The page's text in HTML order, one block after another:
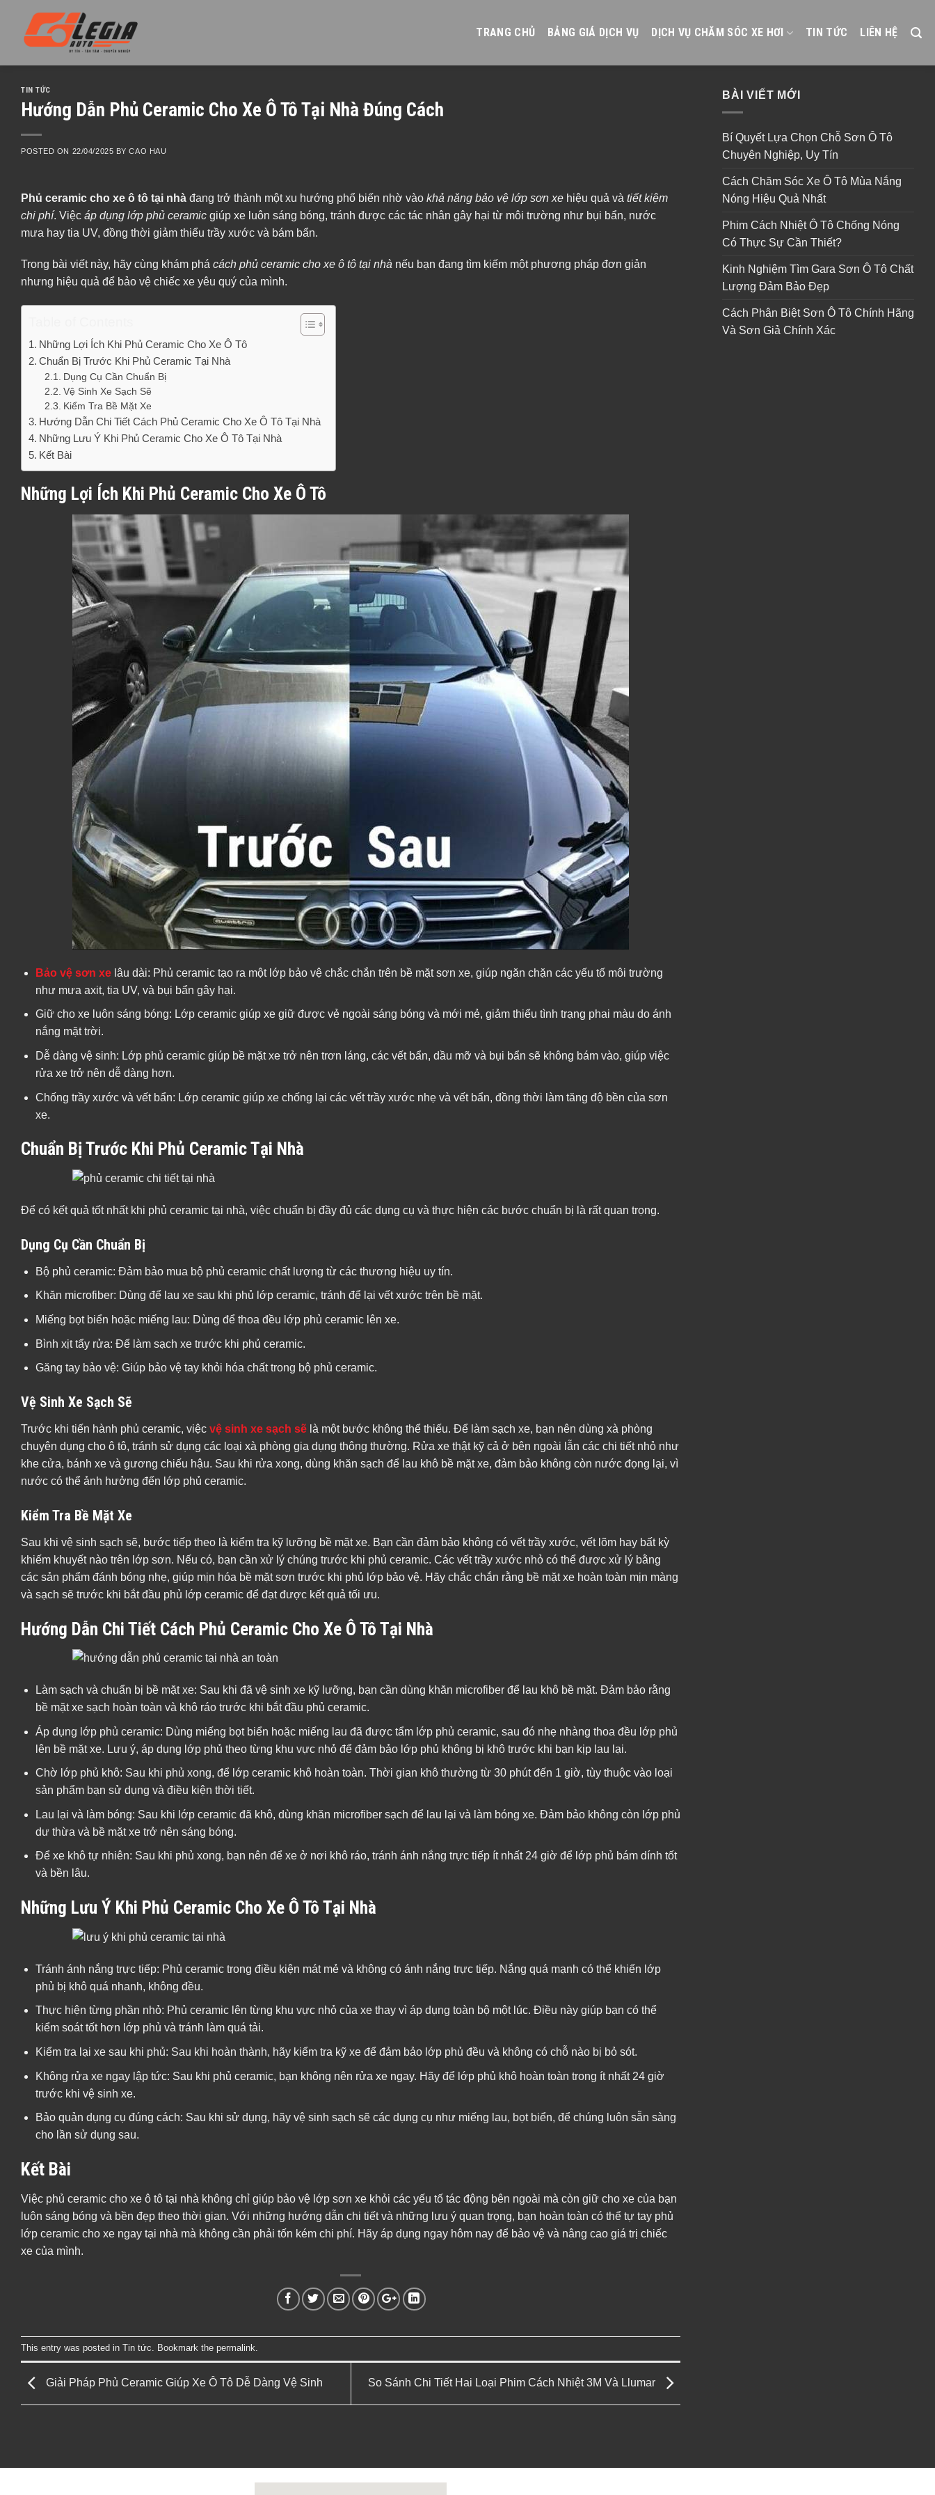
content
TRANG CHỦ BẢNG GIÁ DỊCH VỤ DỊCH VỤ CHĂM SÓC XE HƠI TIN TỨC LIÊN HỆ
TIN TỨC
Hướng Dẫn Phủ Ceramic Cho Xe Ô Tô Tại Nhà Đúng Cách
POSTED ON 22/04/2025 BYCAO HAU
Phủ ceramic cho xe ô tô tại nhà đang trở thành một xu hướng phổ biến nhờ vào khả năng bảo vệ lớp sơn xe hiệu quả và tiết kiệm
chi phí. Việc áp dụng lớp phủ ceramic giúp xe luôn sáng bóng, tránh được các tác nhân gây hại từ môi trường như bụi bẩn, nước
mưa hay tia UV, đồng thời giảm thiểu trầy xước và bám bẩn.
Trong bài viết này, hãy cùng khám phá cách phủ ceramic cho xe ô tô tại nhà nếu bạn đang tìm kiếm một phương pháp đơn giản
nhưng hiệu quả để bảo vệ chiếc xe yêu quý của mình.
Những Lợi Ích Khi Phủ Ceramic Cho Xe Ô Tô
Chuẩn Bị Trước Khi Phủ Ceramic Tại Nhà
Dụng Cụ Cần Chuẩn Bị
Vệ Sinh Xe Sạch Sẽ
Kiểm Tra Bề Mặt Xe
Hướng Dẫn Chi Tiết Cách Phủ Ceramic Cho Xe Ô Tô Tại Nhà
Những Lưu Ý Khi Phủ Ceramic Cho Xe Ô Tô Tại Nhà
Kết Bài
Những Lợi Ích Khi Phủ Ceramic Cho Xe Ô Tô
Bảo vệ sơn xelâu dài: Phủ ceramic tạo ra một lớp bảo vệ chắc chắn trên bề mặt sơn xe, giúp ngăn chặn các yếu tố môi trường
như mưa axit, tia UV, và bụi bẩn gây hại.
Giữ cho xe luôn sáng bóng: Lớp ceramic giúp xe giữ được vẻ ngoài sáng bóng và mới mẻ, giảm thiểu tình trạng phai màu do ánh
nắng mặt trời.
Dễ dàng vệ sinh: Lớp phủ ceramic giúp bề mặt xe trở nên trơn láng, các vết bẩn, dầu mỡ và bụi bẩn sẽ không bám vào, giúp việc
rửa xe trở nên dễ dàng hơn.
Chống trầy xước và vết bẩn: Lớp ceramic giúp xe chống lại các vết trầy xước nhẹ và vết bẩn, đồng thời làm tăng độ bền của sơn
xe.
Chuẩn Bị Trước Khi Phủ Ceramic Tại Nhà
Để có kết quả tốt nhất khi phủ ceramic tại nhà, việc chuẩn bị đầy đủ các dụng cụ và thực hiện các bước chuẩn bị là rất quan trọng.
Dụng Cụ Cần Chuẩn Bị
Bộ phủ ceramic: Đảm bảo mua bộ phủ ceramic chất lượng từ các thương hiệu uy tín.
Khăn microfiber: Dùng để lau xe sau khi phủ lớp ceramic, tránh để lại vết xước trên bề mặt.
Miếng bọt biển hoặc miếng lau: Dùng để thoa đều lớp phủ ceramic lên xe.
Bình xịt tẩy rửa: Để làm sạch xe trước khi phủ ceramic.
Găng tay bảo vệ: Giúp bảo vệ tay khỏi hóa chất trong bộ phủ ceramic.
Vệ Sinh Xe Sạch Sẽ
Trước khi tiến hành phủ ceramic, việc vệ sinh xe sạch sẽ là một bước không thể thiếu. Để làm sạch xe, bạn nên dùng xà phòng
chuyên dụng cho ô tô, tránh sử dụng các loại xà phòng gia dụng thông thường. Rửa xe thật kỹ cả ở bên ngoài lẫn các chi tiết nhỏ như
khe cửa, bánh xe và gương chiếu hậu. Sau khi rửa xong, dùng khăn sạch để lau khô bề mặt xe, đảm bảo không còn nước đọng lại, vì
nước có thể ảnh hưởng đến lớp phủ ceramic.
Kiểm Tra Bề Mặt Xe
Sau khi vệ sinh sạch sẽ, bước tiếp theo là kiểm tra kỹ lưỡng bề mặt xe. Bạn cần đảm bảo không có vết trầy xước, vết lõm hay bất kỳ
khiếm khuyết nào trên lớp sơn. Nếu có, bạn cần xử lý chúng trước khi phủ ceramic. Các vết trầy xước nhỏ có thể được xử lý bằng
các sản phẩm đánh bóng nhẹ, giúp mịn hóa bề mặt sơn trước khi phủ lớp bảo vệ. Hãy chắc chắn rằng bề mặt xe hoàn toàn mịn màng
và sạch sẽ trước khi bắt đầu phủ lớp ceramic để đạt được kết quả tối ưu.
Hướng Dẫn Chi Tiết Cách Phủ Ceramic Cho Xe Ô Tô Tại Nhà
Làm sạch và chuẩn bị bề mặt xe: Sau khi đã vệ sinh xe kỹ lưỡng, bạn cần dùng khăn microfiber để lau khô bề mặt. Đảm bảo rằng
bề mặt xe sạch hoàn toàn và khô ráo trước khi bắt đầu phủ ceramic.
Áp dụng lớp phủ ceramic: Dùng miếng bọt biển hoặc miếng lau đã được tẩm lớp phủ ceramic, sau đó nhẹ nhàng thoa đều lớp phủ
lên bề mặt xe. Lưu ý, áp dụng lớp phủ theo từng khu vực nhỏ để đảm bảo lớp phủ không bị khô trước khi bạn kịp lau lại.
Chờ lớp phủ khô: Sau khi phủ xong, để lớp ceramic khô hoàn toàn. Thời gian khô thường từ 30 phút đến 1 giờ, tùy thuộc vào loại
sản phẩm bạn sử dụng và điều kiện thời tiết.
Lau lại và làm bóng: Sau khi lớp ceramic đã khô, dùng khăn microfiber sạch để lau lại và làm bóng xe. Đảm bảo không còn lớp phủ
dư thừa và bề mặt xe trở nên sáng bóng.
Để xe khô tự nhiên: Sau khi phủ xong, bạn nên để xe ở nơi khô ráo, tránh ánh nắng trực tiếp ít nhất 24 giờ để lớp phủ bám dính tốt
và bền lâu.
Những Lưu Ý Khi Phủ Ceramic Cho Xe Ô Tô Tại Nhà
Tránh ánh nắng trực tiếp: Phủ ceramic trong điều kiện mát mẻ và không có ánh nắng trực tiếp. Nắng quá mạnh có thể khiến lớp
phủ bị khô quá nhanh, không đều.
Thực hiện từng phần nhỏ: Phủ ceramic lên từng khu vực nhỏ của xe thay vì áp dụng toàn bộ một lúc. Điều này giúp bạn có thể
kiểm soát tốt hơn lớp phủ và tránh làm quá tải.
Kiểm tra lại xe sau khi phủ: Sau khi hoàn thành, hãy kiểm tra kỹ xe để đảm bảo lớp phủ đều và không có chỗ nào bị bỏ sót.
Không rửa xe ngay lập tức: Sau khi phủ ceramic, bạn không nên rửa xe ngay. Hãy để lớp phủ khô hoàn toàn trong ít nhất 24 giờ
trước khi vệ sinh xe.
Bảo quản dụng cụ đúng cách: Sau khi sử dụng, hãy vệ sinh sạch sẽ các dụng cụ như miếng lau, bọt biển, để chúng luôn sẵn sàng
cho lần sử dụng sau.
Kết Bài
Việc phủ ceramic cho xe ô tô tại nhà không chỉ giúp bảo vệ lớp sơn xe khỏi các yếu tố tác động bên ngoài mà còn giữ cho xe của bạn
luôn sáng bóng và bền đẹp theo thời gian. Với những hướng dẫn chi tiết và những lưu ý quan trọng, bạn hoàn toàn có thể tự tay phủ
lớp ceramic cho xe ngay tại nhà mà không cần phải tốn kém chi phí. Hãy áp dụng ngay hôm nay để bảo vệ và nâng cao giá trị chiếc
xe của mình.
This entry was posted in Tin tức. Bookmark the permalink.
Giải Pháp Phủ Ceramic Giúp Xe Ô Tô Dễ Dàng Vệ Sinh So Sánh Chi Tiết Hai Loại Phim Cách Nhiệt 3M Và Llumar
BÀI VIẾT MỚI
Bí Quyết Lựa Chọn Chỗ Sơn Ô Tô
Chuyên Nghiệp, Uy Tín
Cách Chăm Sóc Xe Ô Tô Mùa Nắng
Nóng Hiệu Quả Nhất
Phim Cách Nhiệt Ô Tô Chống Nóng
Có Thực Sự Cần Thiết?
Kinh Nghiệm Tìm Gara Sơn Ô Tô Chất
Lượng Đảm Bảo Đẹp
Cách Phân Biệt Sơn Ô Tô Chính Hãng
Và Sơn Giả Chính Xác